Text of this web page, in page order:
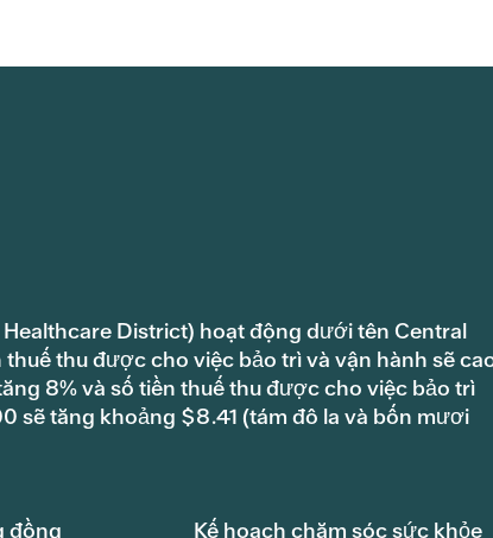
Healthcare District) hoạt động dưới tên Central
thu được cho việc bảo trì và vận hành sẽ
8% và số tiền thuế thu được cho việc bảo trì
sẽ tăng khoảng $8.41 (tám đô la và bốn mươi
đồng Kế hoạch chăm sóc sức khỏe